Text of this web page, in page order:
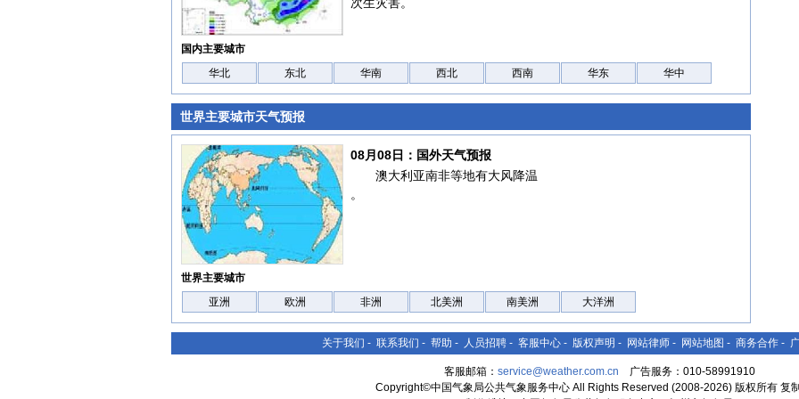
国内主要城市
华北
东北 华南 西北 西南 华东 华中
世界主要城市天气预报
08月08日：国外天气预报
澳大利亚南非等地有大风降温
。
世界主要城市
亚洲
欧洲 非洲 北美洲 南美洲 大洋洲
关于我们 - 联系我们 - 帮助 - 人员招聘 - 客服中心 - 版权声明 - 网站律师 - 网站地图 - 商务合作 -
客服邮箱： service@weather.com.cn 广告服务：010-58991910
Copyright©中国气象局公共气象服务中心 All Rights Reserved (2008-2026) 版权所有 复